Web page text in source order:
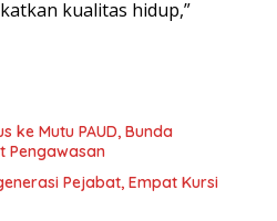
kualitas hidup,”
ke Mutu PAUD, Bunda
Pengawasan
Pejabat, Empat Kursi